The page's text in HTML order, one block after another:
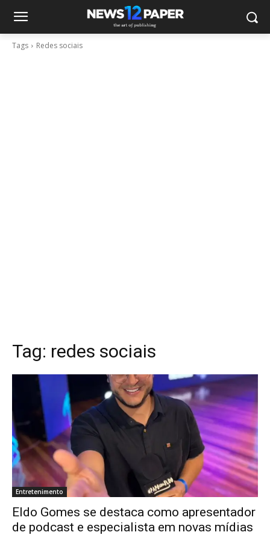
Tags Redes sociais
Tag: redes sociais
Entretenimento
Eldo Gomes se destaca como apresentador
de podcast e especialista em novas mídias